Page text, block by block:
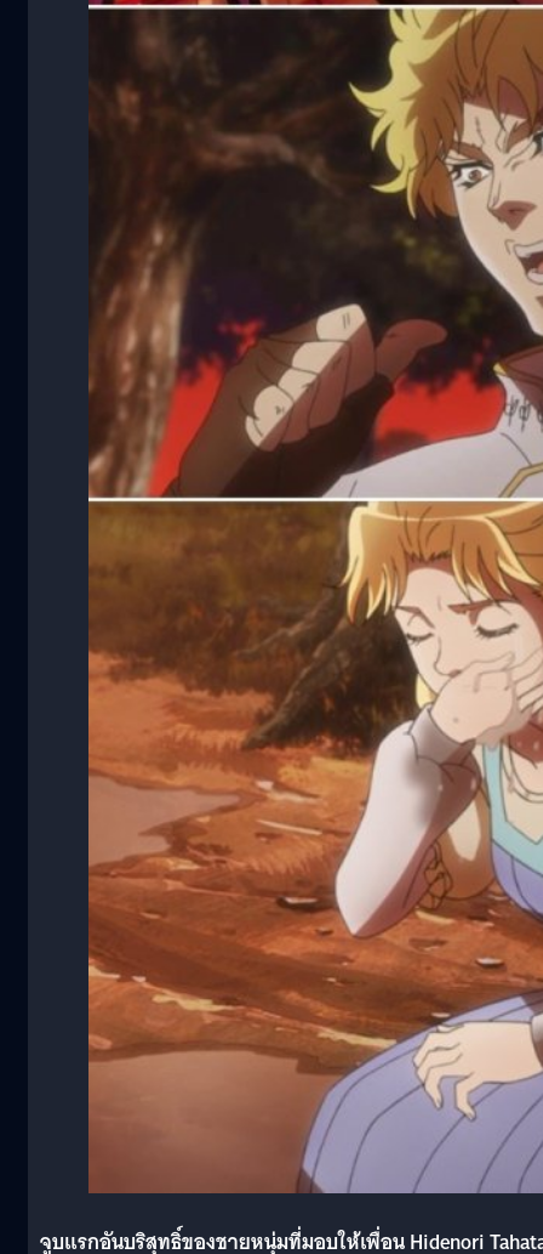
จูบแรกอันบริสุทธิ์ของชายหนุ่มที่มอบให้เพื่อน Hidenori